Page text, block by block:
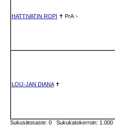
HATTIVATIN ROPI ✝ PrA ~
LOIJ-JAN DIANA✝
Sukusiitosaste: 0 Sukukatokerroin: 1.000